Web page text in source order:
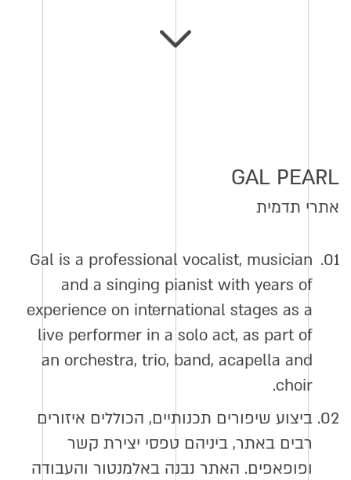
GAL PEARL
אתרי תדמית
01.
Gal is a professional vocalist, musician
and a singing pianist with years of
experience on international stages as a
live performer in a solo act, as part of
an orchestra, trio, band, acapella and
choir.
02. ביצוע שיפורים תכנותיים, הכוללים איזורים
רבים באתר, ביניהם טפסי יצירת קשר
ופופאפים. האתר נבנה באלמנטור והעבודה